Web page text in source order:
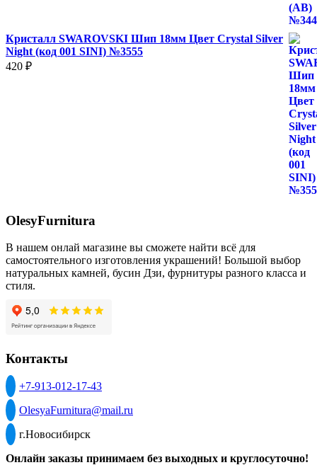
Кристалл SWAROVSKI Шип 18мм Цвет Crystal Silver
Night (код 001 SINI) №3555
420 ₽
OlesyFurnitura
В нашем онлай магазине вы сможете найти всё для
самостоятельного изготовления украшений! Большой выбор
натуральных камней, бусин Дзи, фурнитуры разного класса и
стиля.
Контакты
+7-913-012-17-43
OlesyaFurnitura@mail.ru
г.Новосибирск
Онлайн заказы принимаем без выходных и круглосуточно!